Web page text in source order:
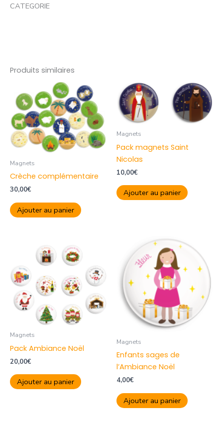
CATEGORIE
Produits similaires
Magnets
Crèche complémentaire
30,00€
Ajouter au panier
Magnets
Pack magnets Saint
Nicolas
10,00€
Ajouter au panier
Magnets
Pack Ambiance Noël
20,00€
Ajouter au panier
Magnets
Enfants sages de
l’Ambiance Noël
4,00€
Ajouter au panier